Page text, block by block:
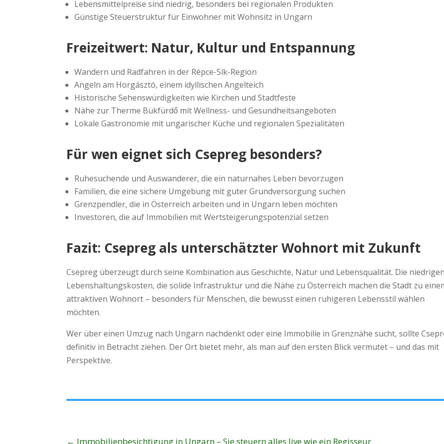
Lebensmittelpreise sind niedrig, besonders bei regionalen Produkten
Günstige Steuerstruktur für Einwohner mit Wohnsitz in Ungarn
Freizeitwert: Natur, Kultur und Entspannung
Wandern und Radfahren in der Répce-Sík-Region
Angeln am Horgásztó, einem idyllischen Angelteich
Historische Sehenswürdigkeiten wie Kirchen und Stadtfeste
Nähe zur Therme Bükfürdő mit Wellness- und Gesundheitsangeboten
Lokale Gastronomie mit ungarischer Küche und regionalen Spezialitäten
Für wen eignet sich Csepreg besonders?
Ruhesuchende und Auswanderer, die ein naturnahes Leben bevorzugen
Familien, die eine sichere Umgebung mit guter Grundversorgung suchen
Grenzpendler, die in Österreich arbeiten und in Ungarn leben möchten
Investoren, die auf Immobilien mit Wertsteigerungspotenzial setzen
Fazit: Csepreg als unterschätzter Wohnort mit Zukunft
Csepreg überzeugt durch seine Kombination aus Geschichte, Natur und Lebensqualität. Die niedrigen
Lebenshaltungskosten, die solide Infrastruktur und die Nähe zu Österreich machen die Stadt zu
attraktiven Wohnort – besonders für Menschen, die bewusst einen ruhigeren Lebensstil wählen
möchten.
Wer über einen Umzug nach Ungarn nachdenkt oder eine Immobilie in Grenznähe sucht, sollte
definitiv in Betracht ziehen. Der Ort bietet mehr, als man auf den ersten Blick vermutet – und das mit
Perspektive.
← Immobilienbesichtigung in Ungarn – Sie steuern alles live wie ein Regisseur